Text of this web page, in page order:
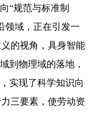
“规范与标准制
领域，正在引发一
的视角，具身智能
到物理域的落地，
实现了科学知识向
三要素，使劳动资